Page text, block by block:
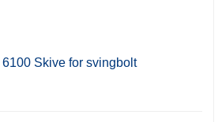
Skive for svingbolt